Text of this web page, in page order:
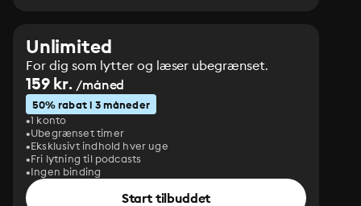
Unlimited
For dig som lytter og læser ubegrænset.
159 kr. /måned
50% rabat i 3 måneder
1 konto
Ubegrænset timer
Eksklusivt indhold hver uge
Fri lytning til podcasts
Ingen binding
Start tilbuddet